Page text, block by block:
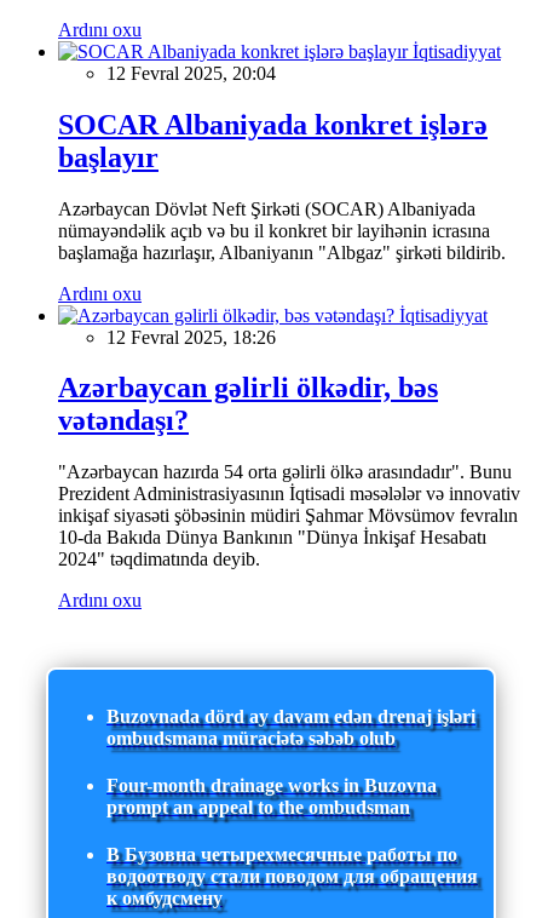
Ardını oxu
İqtisadiyyat
12 Fevral 2025, 20:04
SOCAR Albaniyada konkret işlərə
başlayır
Azərbaycan Dövlət Neft Şirkəti (SOCAR) Albaniyada
nümayəndəlik açıb və bu il konkret bir layihənin icrasına
başlamağa hazırlaşır, Albaniyanın "Albgaz" şirkəti bildirib.
Ardını oxu
İqtisadiyyat
12 Fevral 2025, 18:26
Azərbaycan gəlirli ölkədir, bəs
vətəndaşı?
"Azərbaycan hazırda 54 orta gəlirli ölkə arasındadır". Bunu
Prezident Administrasiyasının İqtisadi məsələlər və innovativ
inkişaf siyasəti şöbəsinin müdiri Şahmar Mövsümov fevralın
10-da Bakıda Dünya Bankının "Dünya İnkişaf Hesabatı
2024" təqdimatında deyib.
Ardını oxu
Buzovnada dörd ay davam edən drenaj işləri
ombudsmana müraciətə səbəb olub
Four-month drainage works in Buzovna
prompt an appeal to the ombudsman
В Бузовна четырехмесячные работы по
водоотводу стали поводом для обращения
к омбудсмену